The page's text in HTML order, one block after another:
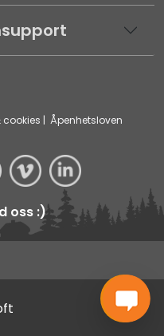
cookies | Åpenhetsloven
oss :)